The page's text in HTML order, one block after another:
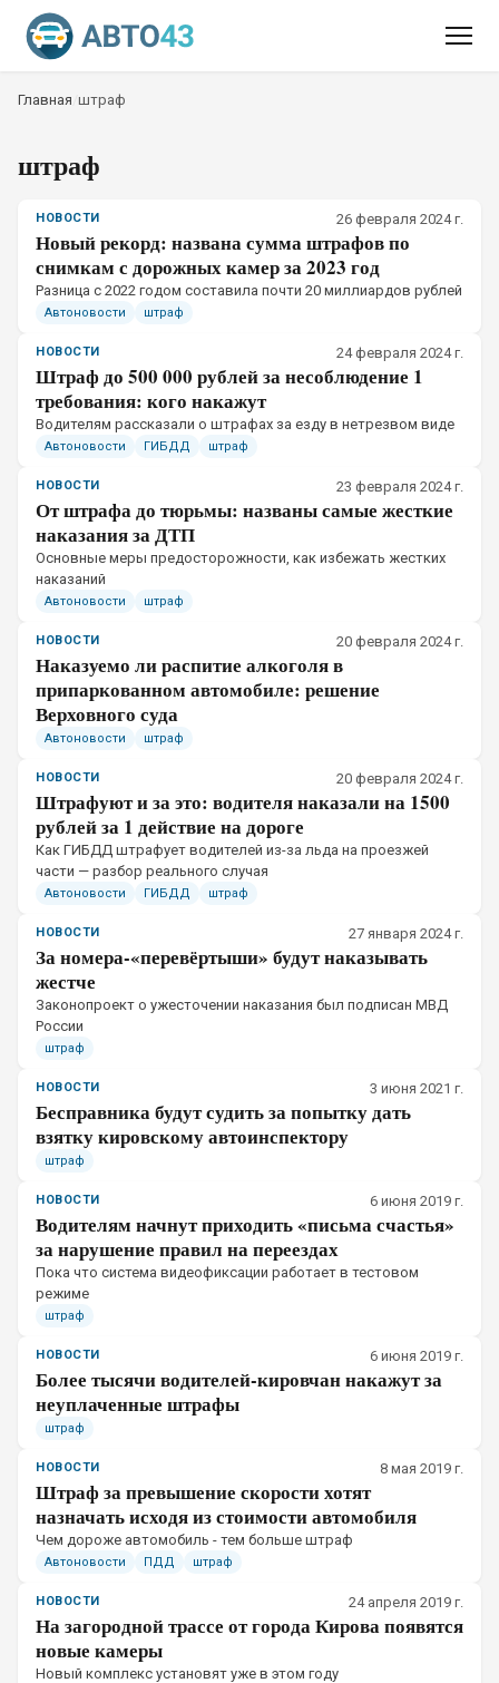
Главная штраф
штраф
НОВОСТИ 26 февраля 2024 г.
Новый рекорд: названа сумма штрафов по
снимкам с дорожных камер за 2023 год
Разница с 2022 годом составила почти 20 миллиардов рублей
Автоновости штраф
НОВОСТИ 24 февраля 2024 г.
Штраф до 500 000 рублей за несоблюдение 1
требования: кого накажут
Водителям рассказали о штрафах за езду в нетрезвом виде
Автоновости ГИБДД штраф
НОВОСТИ 23 февраля 2024 г.
От штрафа до тюрьмы: названы самые жесткие
наказания за ДТП
Основные меры предосторожности, как избежать жестких
наказаний
Автоновости штраф
НОВОСТИ 20 февраля 2024 г.
Наказуемо ли распитие алкоголя в
припаркованном автомобиле: решение
Верховного суда
Автоновости штраф
НОВОСТИ 20 февраля 2024 г.
Штрафуют и за это: водителя наказали на 1500
рублей за 1 действие на дороге
Как ГИБДД штрафует водителей из-за льда на проезжей
части — разбор реального случая
Автоновости ГИБДД штраф
НОВОСТИ 27 января 2024 г.
За номера-«перевёртыши» будут наказывать
жестче
Законопроект о ужесточении наказания был подписан МВД
России
штраф
НОВОСТИ 3 июня 2021 г.
Бесправника будут судить за попытку дать
взятку кировскому автоинспектору
штраф
НОВОСТИ 6 июня 2019 г.
Водителям начнут приходить «письма счастья»
за нарушение правил на переездах
Пока что система видеофиксации работает в тестовом
режиме
штраф
НОВОСТИ 6 июня 2019 г.
Более тысячи водителей-кировчан накажут за
неуплаченные штрафы
штраф
НОВОСТИ 8 мая 2019 г.
Штраф за превышение скорости хотят
назначать исходя из стоимости автомобиля
​Чем дороже автомобиль - тем больше штраф
Автоновости ПДД штраф
НОВОСТИ 24 апреля 2019 г.
На загородной трассе от города Кирова появятся
новые камеры
​Новый комплекс установят уже в этом году